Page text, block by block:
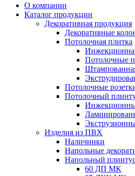
О компании
Каталог продукции
Декоративная продукция
Декоративные
Потолочная плитка
Потолочные
Потолочные
Потолочный
Изделия из ПВХ
Наличники
Напольные
Напольный
60 ДП МК